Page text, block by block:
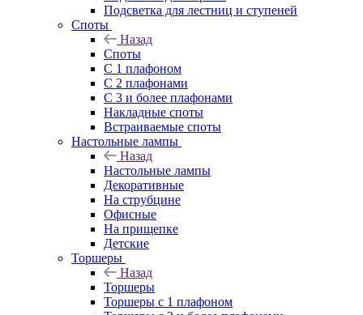
Подсветка для лестниц и ступеней
Споты
Назад
Споты
С 1 плафоном
С 2 плафонами
С 3 и более плафонами
Накладные споты
Встраиваемые споты
Настольные лампы
Назад
Настольные лампы
Декоративные
На струбцине
Офисные
На прищепке
Детские
Торшеры
Назад
Торшеры
Торшеры с 1 плафоном